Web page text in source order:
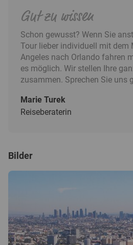
Gut zu wissen
Schon gewusst? Wenn Sie
Tour lieber individuell mit dem
Angeles nach Orlando fahren
es möglich. Wir stellen Ihre
zusammen. Sprechen Sie uns
Marie Turek
Reiseberaterin
Bilder